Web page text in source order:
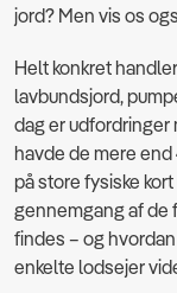
jord? Men vis os
Helt konkret
lavbundsjord,
dag er udfordringer
havde de mere
på store fysiske
gennemgang af de
findes – og
enkelte lodsejer